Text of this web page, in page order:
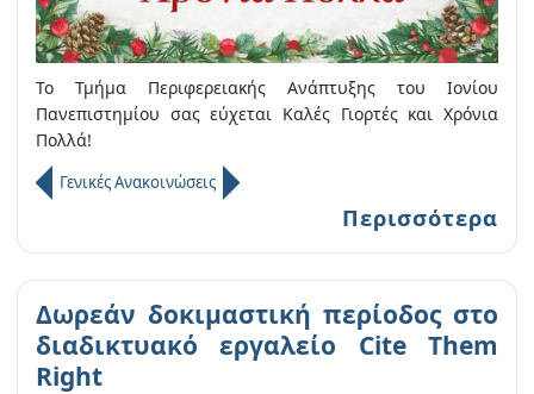
Το Τμήμα Περιφερειακής Ανάπτυξης του Ιονίου
Πανεπιστημίου σας εύχεται Καλές Γιορτές και Χρόνια
Πολλά!
Γενικές Ανακοινώσεις
Περισσότερα
Δωρεάν δοκιμαστική περίοδος στο
διαδικτυακό εργαλείο Cite Them
Right